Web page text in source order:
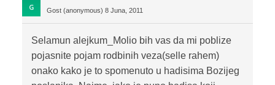
Gost (anonymous) 8 Juna, 2011
Selamun alejkum_Molio bih vas da mi poblize
pojasnite pojam rodbinih veza(selle rahem)
onako kako je to spomenuto u hadisima Bozijeg